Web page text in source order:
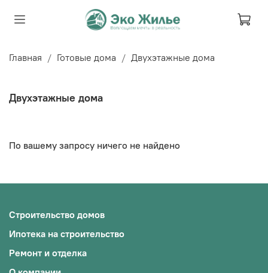
Главная Готовые дома Двухэтажные дома
Двухэтажные дома
По вашему запросу ничего не найдено
Строительство домов
Ипотека на строительство
Ремонт и отделка